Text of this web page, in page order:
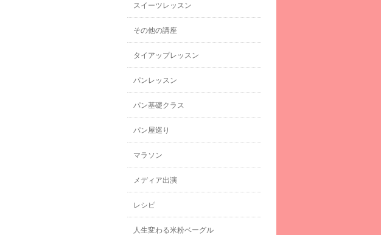
スイーツレッスン
その他の講座
タイアップレッスン
パンレッスン
パン基礎クラス
パン屋巡り
マラソン
メディア出演
レシピ
人生変わる米粉ベーグル